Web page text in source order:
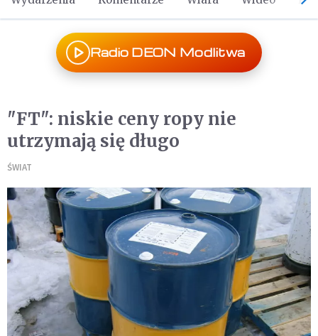
Radio DEON Modlitwa
"FT": niskie ceny ropy nie
utrzymają się długo
ŚWIAT